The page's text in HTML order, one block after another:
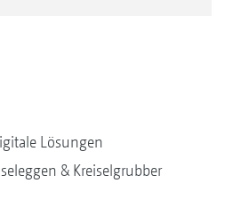
Lösungen
& Kreiselgrubber